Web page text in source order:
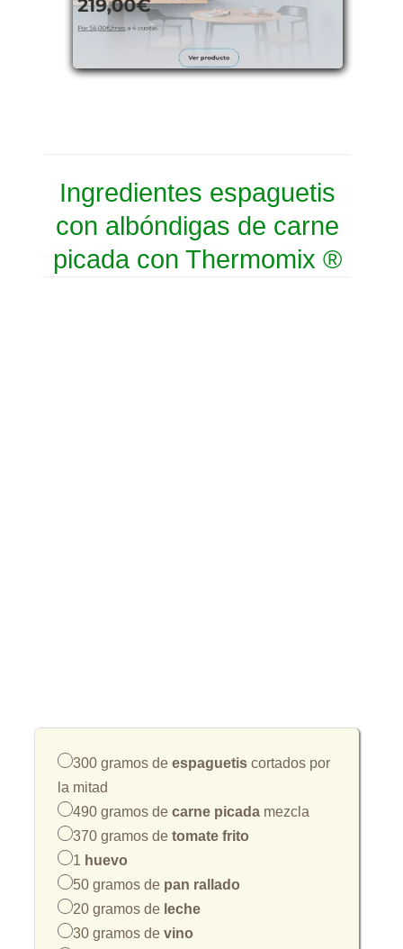
Ingredientes espaguetis
con albóndigas de carne
picada con Thermomix ®
300 gramos de espaguetis cortados por
la mitad
490 gramos de carne picada mezcla
370 gramos de tomate frito
1 huevo
50 gramos de pan rallado
20 gramos de leche
30 gramos de vino